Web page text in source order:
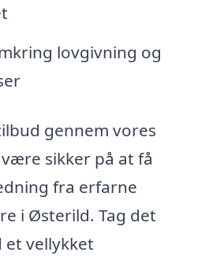
lovgivning og
gennem vores
sikker på at få
fra erfarne
i Østerild. Tag det
vellykket